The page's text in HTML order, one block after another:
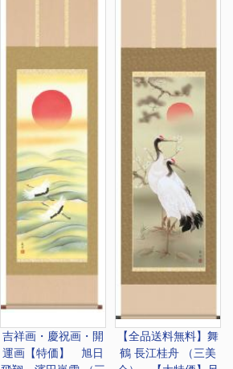
吉祥画・慶祝画・開
運画【特価】 旭日
【全品送料無料】舞
鶴 長江桂舟 （三美